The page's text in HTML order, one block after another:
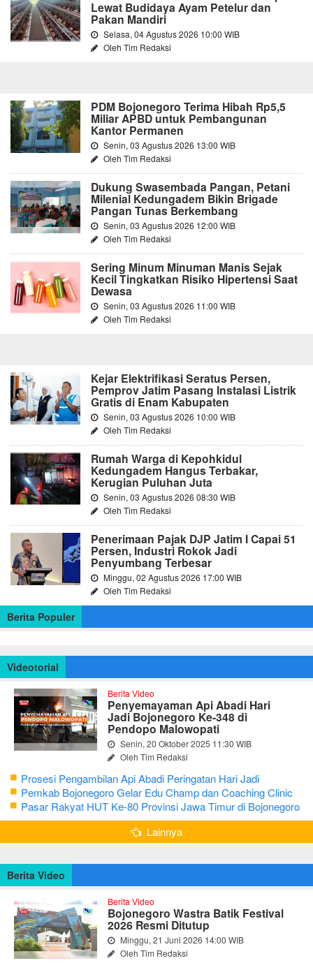
Lewat Budidaya Ayam Petelur dan
Pakan Mandiri
Selasa, 04 Agustus 2026 10:00 WIB
Oleh Tim Redaksi
PDM Bojonegoro Terima Hibah Rp5,5
Miliar APBD untuk Pembangunan
Kantor Permanen
Senin, 03 Agustus 2026 13:00 WIB
Oleh Tim Redaksi
Dukung Swasembada Pangan, Petani
Milenial Kedungadem Bikin Brigade
Pangan Tunas Berkembang
Senin, 03 Agustus 2026 12:00 WIB
Oleh Tim Redaksi
Sering Minum Minuman Manis Sejak
Kecil Tingkatkan Risiko Hipertensi Saat
Dewasa
Senin, 03 Agustus 2026 11:00 WIB
Oleh Tim Redaksi
Kejar Elektrifikasi Seratus Persen,
Pemprov Jatim Pasang Instalasi Listrik
Gratis di Enam Kabupaten
Senin, 03 Agustus 2026 10:00 WIB
Oleh Tim Redaksi
Rumah Warga di Kepohkidul
Kedungadem Hangus Terbakar,
Kerugian Puluhan Juta
Senin, 03 Agustus 2026 08:30 WIB
Oleh Tim Redaksi
Penerimaan Pajak DJP Jatim I Capai 51
Persen, Industri Rokok Jadi
Penyumbang Terbesar
Minggu, 02 Agustus 2026 17:00 WIB
Oleh Tim Redaksi
Berita Populer
Videotorial
Berita Video
Penyemayaman Api Abadi Hari
Jadi Bojonegoro Ke-348 di
Pendopo Malowopati
Senin, 20 Oktober 2025 11:30 WIB
Oleh Tim Redaksi
Prosesi Pengambilan Api Abadi Peringatan Hari Jadi
Bojonegoro Ke-348
Pemkab Bojonegoro Gelar Edu Champ dan Coaching Clinic
Seni Reog dan Jaranan
Pasar Rakyat HUT Ke-80 Provinsi Jawa Timur di Bojonegoro
Lainnya
Berita Video
Berita Video
Bojonegoro Wastra Batik Festival
2026 Resmi Ditutup
Minggu, 21 Juni 2026 14:00 WIB
Oleh Tim Redaksi